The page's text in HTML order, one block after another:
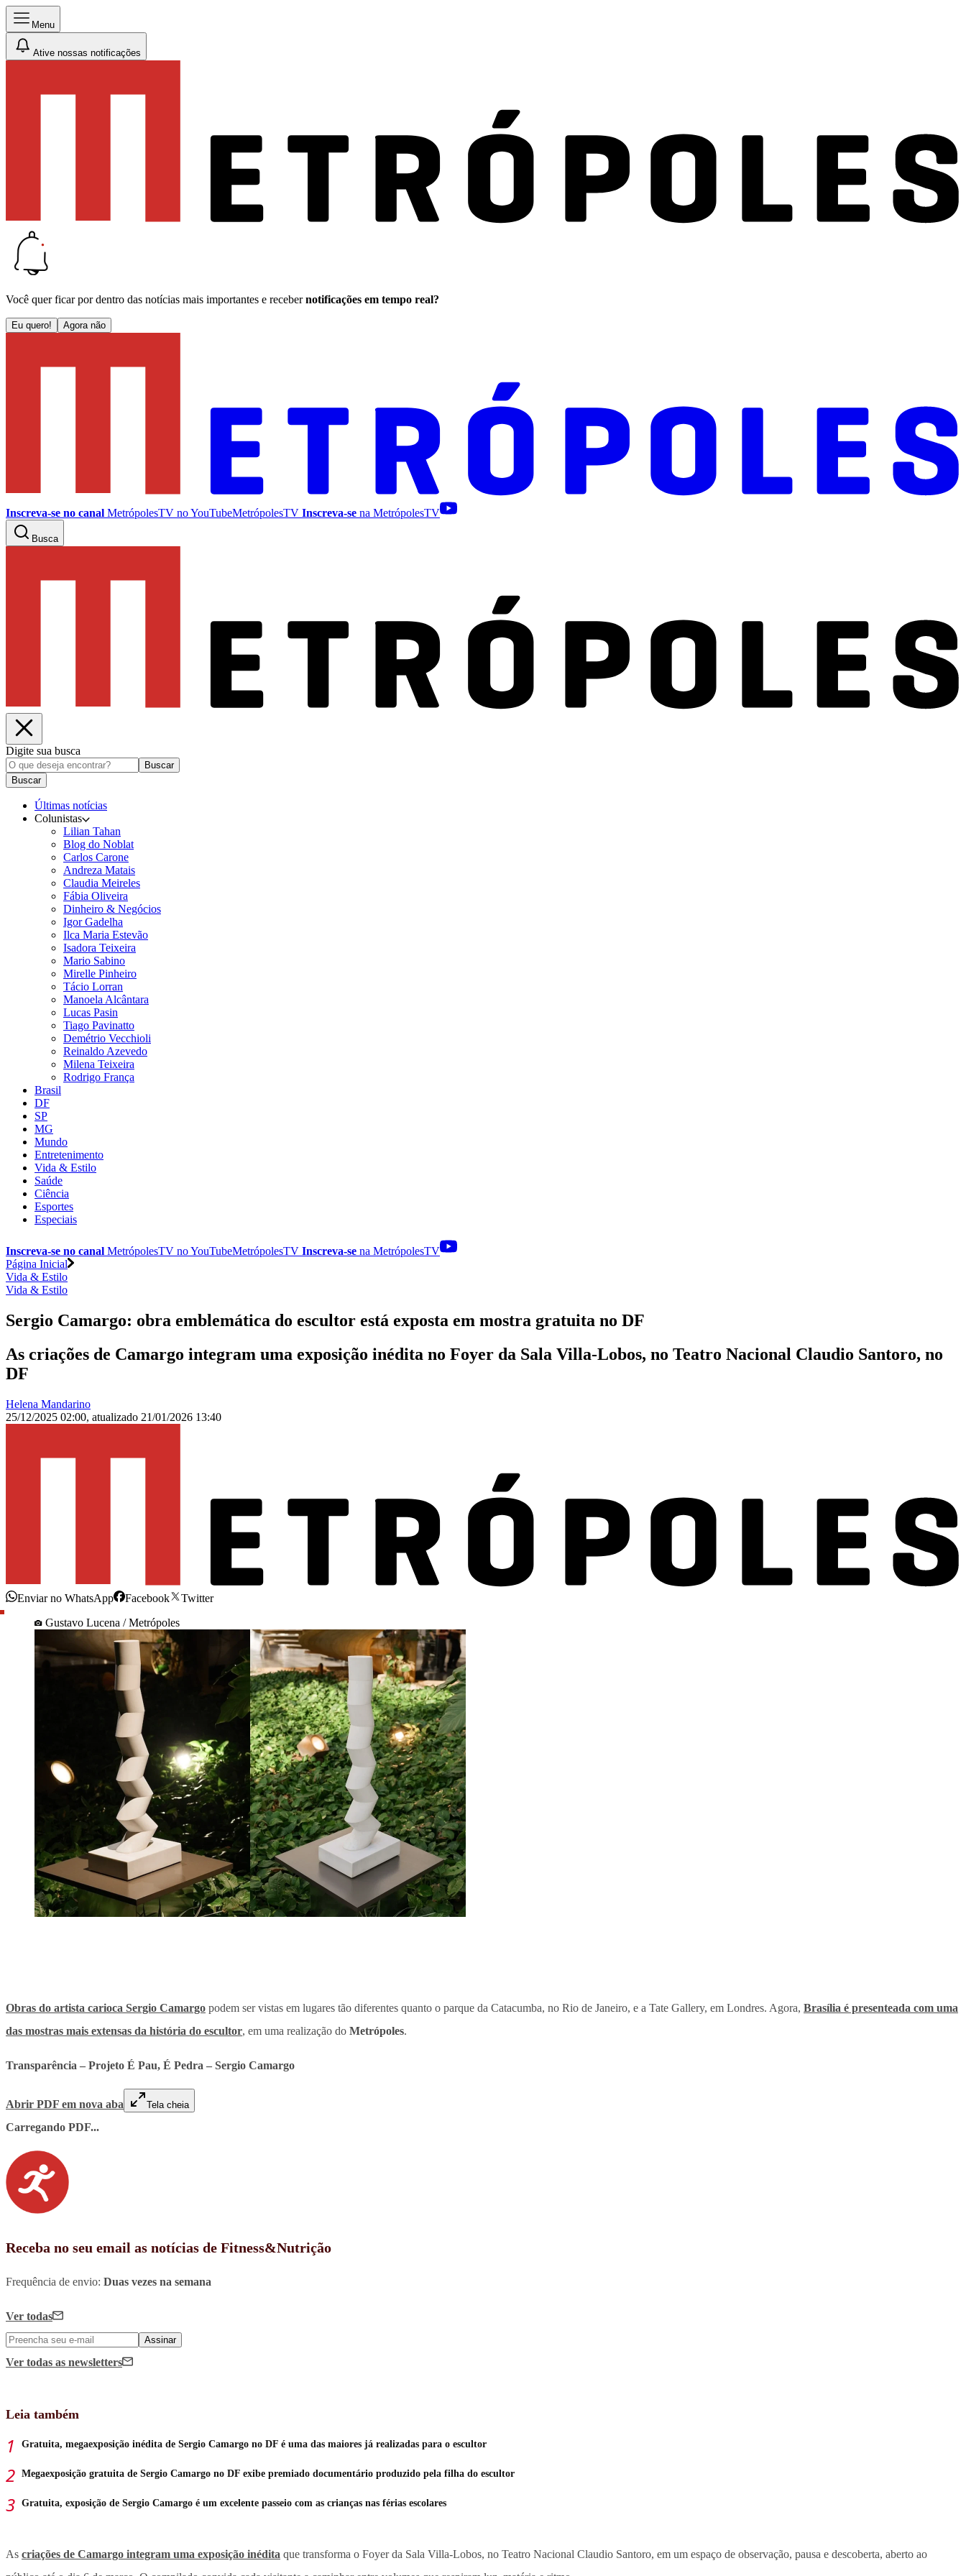
Menu
Ative nossas notificações
Você quer ficar por dentro das notícias mais importantes e receber notificações em tempo real?
Eu quero! Agora não
Inscreva-se no canal MetrópolesTV noYouTubeMetrópolesTV Inscreva-se na MetrópolesTV
Busca
Digite sua busca
Buscar
Buscar
Últimas notícias
Colunistas
Lilian Tahan
Blog do Noblat
Carlos Carone
Andreza Matais
Claudia Meireles
Fábia Oliveira
Dinheiro & Negócios
Igor Gadelha
Ilca Maria Estevão
Isadora Teixeira
Mario Sabino
Mirelle Pinheiro
Tácio Lorran
Manoela Alcântara
Lucas Pasin
Tiago Pavinatto
Demétrio Vecchioli
Reinaldo Azevedo
Milena Teixeira
Rodrigo França
Brasil
DF
SP
MG
Mundo
Entretenimento
Vida & Estilo
Saúde
Ciência
Esportes
Especiais
Inscreva-se no canal MetrópolesTV noYouTubeMetrópolesTV Inscreva-se na MetrópolesTV
Página Inicial
Vida & Estilo
Vida & Estilo
Sergio Camargo: obra emblemática do escultor está exposta em mostra gratuita no DF
As criações de Camargo integram uma exposição inédita no Foyer da Sala Villa-Lobos, no Teatro Nacional Claudio Santoro, no
DF
Helena Mandarino
25/12/2025 02:00, atualizado 21/01/2026 13:40
Enviar no WhatsApp Facebook
Twitter
Gustavo Lucena / Metrópoles
Obras do artista carioca Sergio Camargo podem ser vistas em lugares tão diferentes quanto o parque da Catacumba, no Rio de Janeiro, e a Tate Gallery, em Londres. Agora, Brasília é presenteada com uma
das mostras mais extensas da história do escultor, em uma realização do Metrópoles.
Transparência – Projeto É Pau, É Pedra – Sergio Camargo
Abrir PDF em nova aba Tela cheia
Carregando PDF...
Receba no seu email as notícias de Fitness&Nutrição
Frequência de envio: Duas vezes na semana
Ver todas
Assinar
Ver todas as newsletters
Leia também
Gratuita, megaexposição inédita de Sergio Camargo no DF é uma das maiores já realizadas para o escultor
Megaexposição gratuita de Sergio Camargo no DF exibe premiado documentário produzido pela filha do escultor
Gratuita, exposição de Sergio Camargo é um excelente passeio com as crianças nas férias escolares
As criações de Camargo integram uma exposição inédita que transforma o Foyer da Sala Villa-Lobos, no Teatro Nacional Claudio Santoro, em um espaço de observação, pausa e descoberta, aberto ao